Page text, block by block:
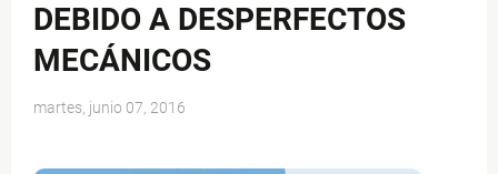
DEBIDO A DESPERFECTOS
MECÁNICOS
martes, junio 07, 2016